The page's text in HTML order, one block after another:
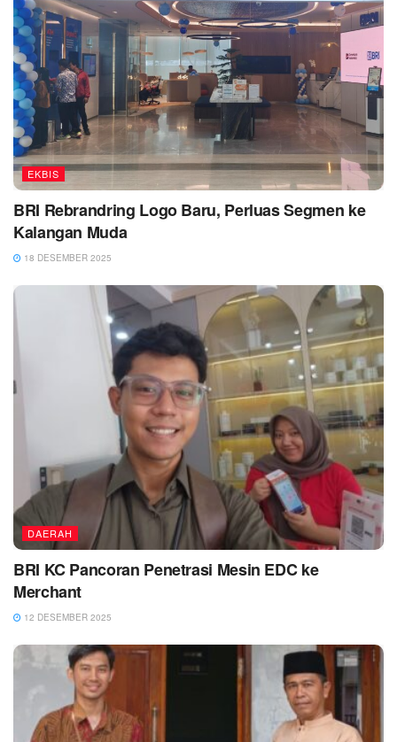
EKBIS
BRI Rebrandring Logo Baru, Perluas Segmen ke
Kalangan Muda
18 DESEMBER 2025
DAERAH
BRI KC Pancoran Penetrasi Mesin EDC ke
Merchant
12 DESEMBER 2025